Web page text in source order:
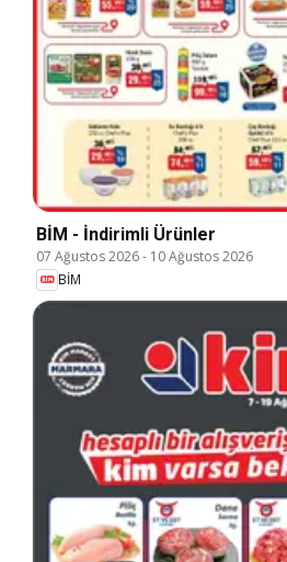
BİM - İndirimli Ürünler
07 Ağustos 2026- 10 Ağustos 2026
BİM